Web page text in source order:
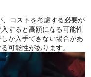
、コストを考慮する必要が
すると高額になる可能性
か入手できない場合があ
可能性があります。